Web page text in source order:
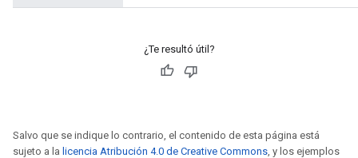
¿Te resultó útil?
Salvo que se indique lo contrario, el contenido de esta página está
sujeto a la licencia Atribución 4.0 de Creative Commons, y los ejemplos